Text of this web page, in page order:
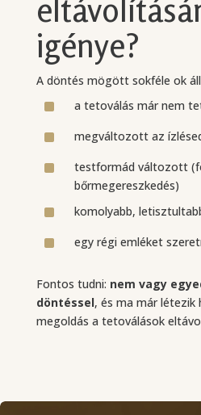
igénye?
A döntés mögött sokféle ok
^ a tetoválás már nem
^ megváltozott az
^
testformád változott
bőrmegereszkedés)
^ komolyabb,
^ egy régi emléket
Fontos tudni: nem vagy
döntéssel, és ma már létezik
megoldás a tetoválások